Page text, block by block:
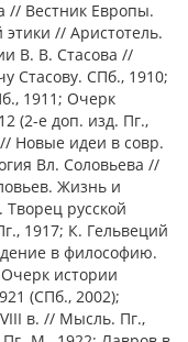
// Вестник Европы.
// Аристотель.
В. В. Стасова //
Стасову. СПб., 1910;
1911; Очерк
(2-е доп. изд. Пг.,
Новые идеи в совр.
Вл. Соловьева //
Жизнь и
русской
1917; К. Гельвеций
в философию.
истории
(СПб., 2002);
в. // Мысль. Пг.,